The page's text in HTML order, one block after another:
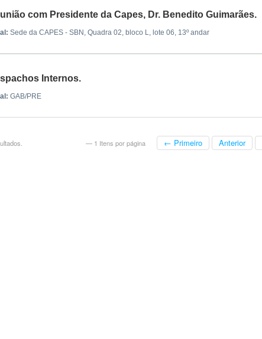
com Presidente da Capes, Dr. Benedito Guimarães.
Sede da CAPES - SBN, Quadra 02, bloco L, lote 06, 13º andar
Internos.
GAB/PRE
— 1 Itens por página ← Primeiro Anterior